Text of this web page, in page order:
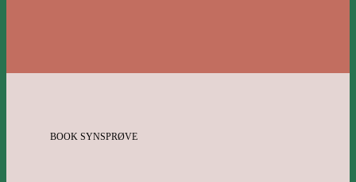
BOOK SYNSPRØVE